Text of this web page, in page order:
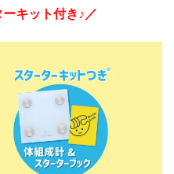
キット付き♪／